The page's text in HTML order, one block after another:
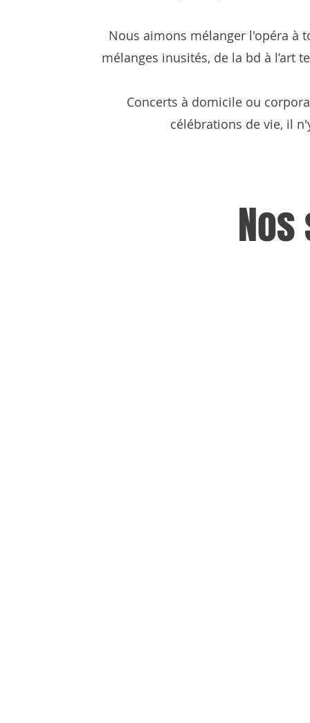
Nous aimons mélanger l'opéra à
mélanges inusités, de la bd à l’art
Concerts à domicile ou
célébrations de vie, il